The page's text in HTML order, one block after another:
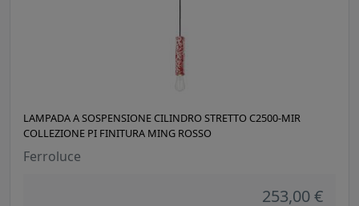
LAMPADA A SOSPENSIONE CILINDRO STRETTO C2500-MIR
COLLEZIONE PI FINITURA MING ROSSO
Ferroluce
253,00 €